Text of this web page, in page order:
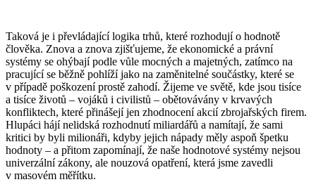
Taková je i převládající logika trhů, které rozhodují o hodnotě
člověka. Znova a znova zjišťujeme, že ekonomické a právní
systémy se ohýbají podle vůle mocných a majetných, zatímco na
pracující se běžně pohlíží jako na zaměnitelné součástky, které se
v případě poškození prostě zahodí. Žijeme ve světě, kde jsou tisíce
a tisíce životů – vojáků i civilistů – obětovávány v krvavých
konfliktech, které přinášejí jen zhodnocení akcií zbrojařských firem.
Hlupáci hájí nelidská rozhodnutí miliardářů a namítají, že sami
kritici by byli milionáři, kdyby jejich nápady měly aspoň špetku
hodnoty – a přitom zapomínají, že naše hodnotové systémy nejsou
univerzální zákony, ale nouzová opatření, která jsme zavedli
v masovém měřítku.